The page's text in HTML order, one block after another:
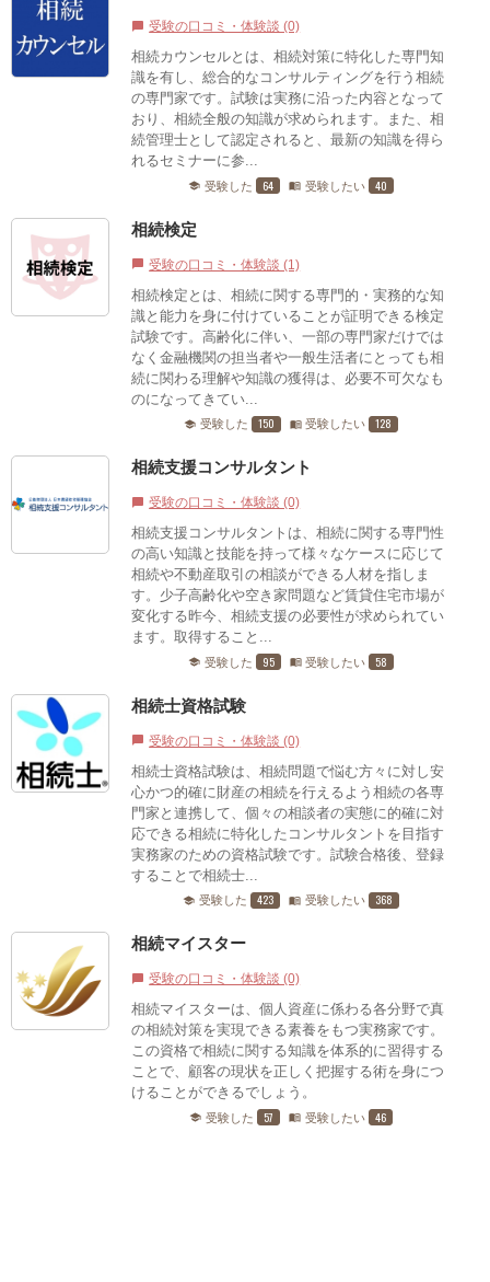
chat_bubble 受験の口コミ・体験談 (0)
相続カウンセルとは、相続対策に特化した専門知
識を有し、総合的なコンサルティングを行う相続
の専門家です。試験は実務に沿った内容となって
おり、相続全般の知識が求められます。また、相
続管理士として認定されると、最新の知識を得ら
れるセミナーに参...
school 受験した 64 menu_book 受験したい 40
相続検定
chat_bubble 受験の口コミ・体験談 (1)
相続検定とは、相続に関する専門的・実務的な知
識と能力を身に付けていることが証明できる検定
試験です。高齢化に伴い、一部の専門家だけでは
なく金融機関の担当者や一般生活者にとっても相
続に関わる理解や知識の獲得は、必要不可欠なも
のになってきてい...
school 受験した 150 menu_book 受験したい 128
相続支援コンサルタント
chat_bubble 受験の口コミ・体験談 (0)
相続支援コンサルタントは、相続に関する専門性
の高い知識と技能を持って様々なケースに応じて
相続や不動産取引の相談ができる人材を指しま
す。少子高齢化や空き家問題など賃貸住宅市場が
変化する昨今、相続支援の必要性が求められてい
ます。取得すること...
school 受験した 95 menu_book 受験したい 58
相続士資格試験
chat_bubble 受験の口コミ・体験談 (0)
相続士資格試験は、相続問題で悩む方々に対し安
心かつ的確に財産の相続を行えるよう相続の各専
門家と連携して、個々の相談者の実態に的確に対
応できる相続に特化したコンサルタントを目指す
実務家のための資格試験です。試験合格後、登録
することで相続士...
school 受験した 423 menu_book 受験したい 368
相続マイスター
chat_bubble 受験の口コミ・体験談 (0)
相続マイスターは、個人資産に係わる各分野で真
の相続対策を実現できる素養をもつ実務家です。
この資格で相続に関する知識を体系的に習得する
ことで、顧客の現状を正しく把握する術を身につ
けることができるでしょう。
school 受験した 57 menu_book 受験したい 46